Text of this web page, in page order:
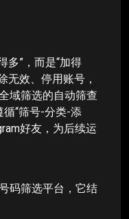
多”，而是“加得
无效、停用账号，
域筛选的自动筛查
“筛号-分类-添
好友，为后续运
码筛选平台，它结